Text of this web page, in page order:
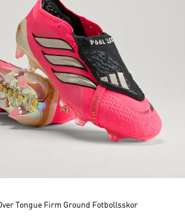
Tongue Firm Ground Fotbollsskor